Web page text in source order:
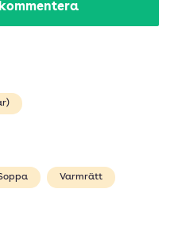
Varmrätt